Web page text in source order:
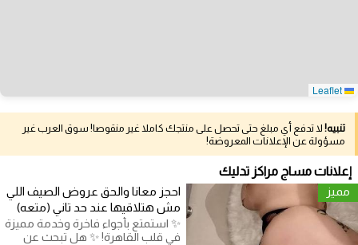
تنبيه! لا تدفع أي مبلغ حتى تحصل على منتجك كاملا غير منقوصا! سوق العرب غير
مسؤولة عن الإعلانات المعروضة!
إعلانات مساج مراكز تدليك
مميز
احجز معانا والحق عروض الصيف اللي
مش هتلاقيها عند حد تاني (متعه)
✨ استمتع بأجواء فاخرة وخدمة مميزة
في قلب القاهرة! ✨ هل تبحث عن